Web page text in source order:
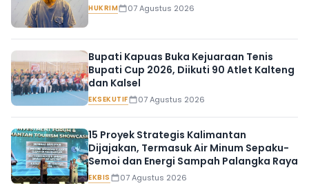
HUKRIM 07 Agustus 2026
Bupati Kapuas Buka Kejuaraan Tenis
Bupati Cup 2026, Diikuti 90 Atlet Kalteng
dan Kalsel
EKSEKUTIF 07 Agustus 2026
15 Proyek Strategis Kalimantan
Dijajakan, Termasuk Air Minum Sepaku-
Semoi dan Energi Sampah Palangka Raya
EKBIS 07 Agustus 2026